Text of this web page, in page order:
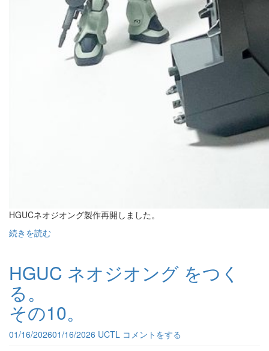
HGUCネオジオング製作再開しました。
続きを読む
HGUC ネオジオング をつく
る。
その10。
01/16/202601/16/2026 UCTL コメントをする